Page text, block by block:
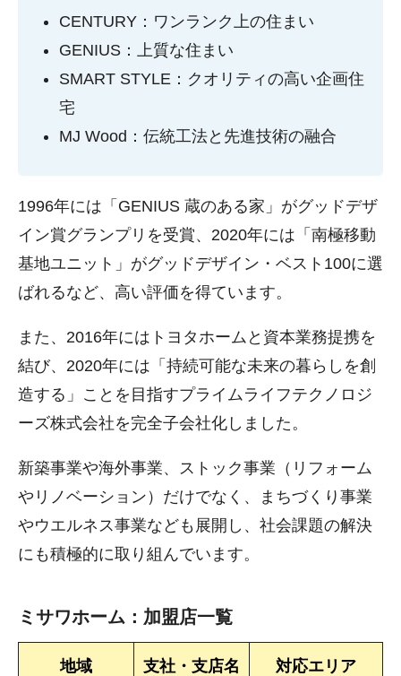
CENTURY：ワンランク上の住まい
GENIUS：上質な住まい
SMART STYLE：クオリティの高い企画住
宅
MJ Wood：伝統工法と先進技術の融合
1996年には「GENIUS 蔵のある家」がグッドデザ
イン賞グランプリを受賞、2020年には「南極移動
基地ユニット」がグッドデザイン・ベスト100に選
ばれるなど、高い評価を得ています。
また、2016年にはトヨタホームと資本業務提携を
結び、2020年には「持続可能な未来の暮らしを創
造する」ことを目指すプライムライフテクノロジ
ーズ株式会社を完全子会社化しました。
新築事業や海外事業、ストック事業（リフォーム
やリノベーション）だけでなく、まちづくり事業
やウエルネス事業なども展開し、社会課題の解決
にも積極的に取り組んでいます。
ミサワホーム：加盟店一覧
地域 支社・支店名 対応エリア